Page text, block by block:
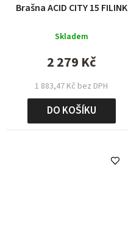
Brašna ACID CITY 15 FILINK
Skladem
1 883,47 Kč bez DPH
2 279 Kč
DO KOŠÍKU